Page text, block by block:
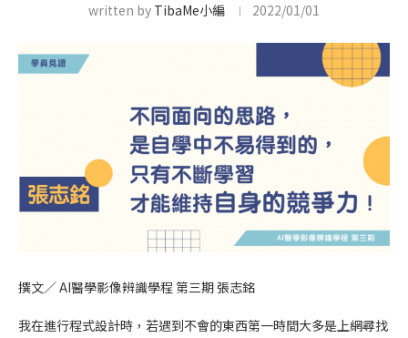
written by TibaMe小編 2022/01/01
撰文／ AI醫學影像辨識學程 第三期 張志銘
我在進行程式設計時，若遇到不會的東西第一時間大多是上網尋找